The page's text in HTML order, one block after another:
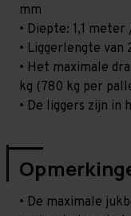
mm
• Diepte: 1,1
• Liggerlengte van
• Het maximale
kg (780 kg per
• De liggers zijn in
• De maximale